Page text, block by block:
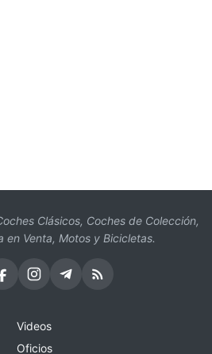
Clásicos, Coches de Colección,
en Venta, Motos y Bicicletas.
Videos
Oficios